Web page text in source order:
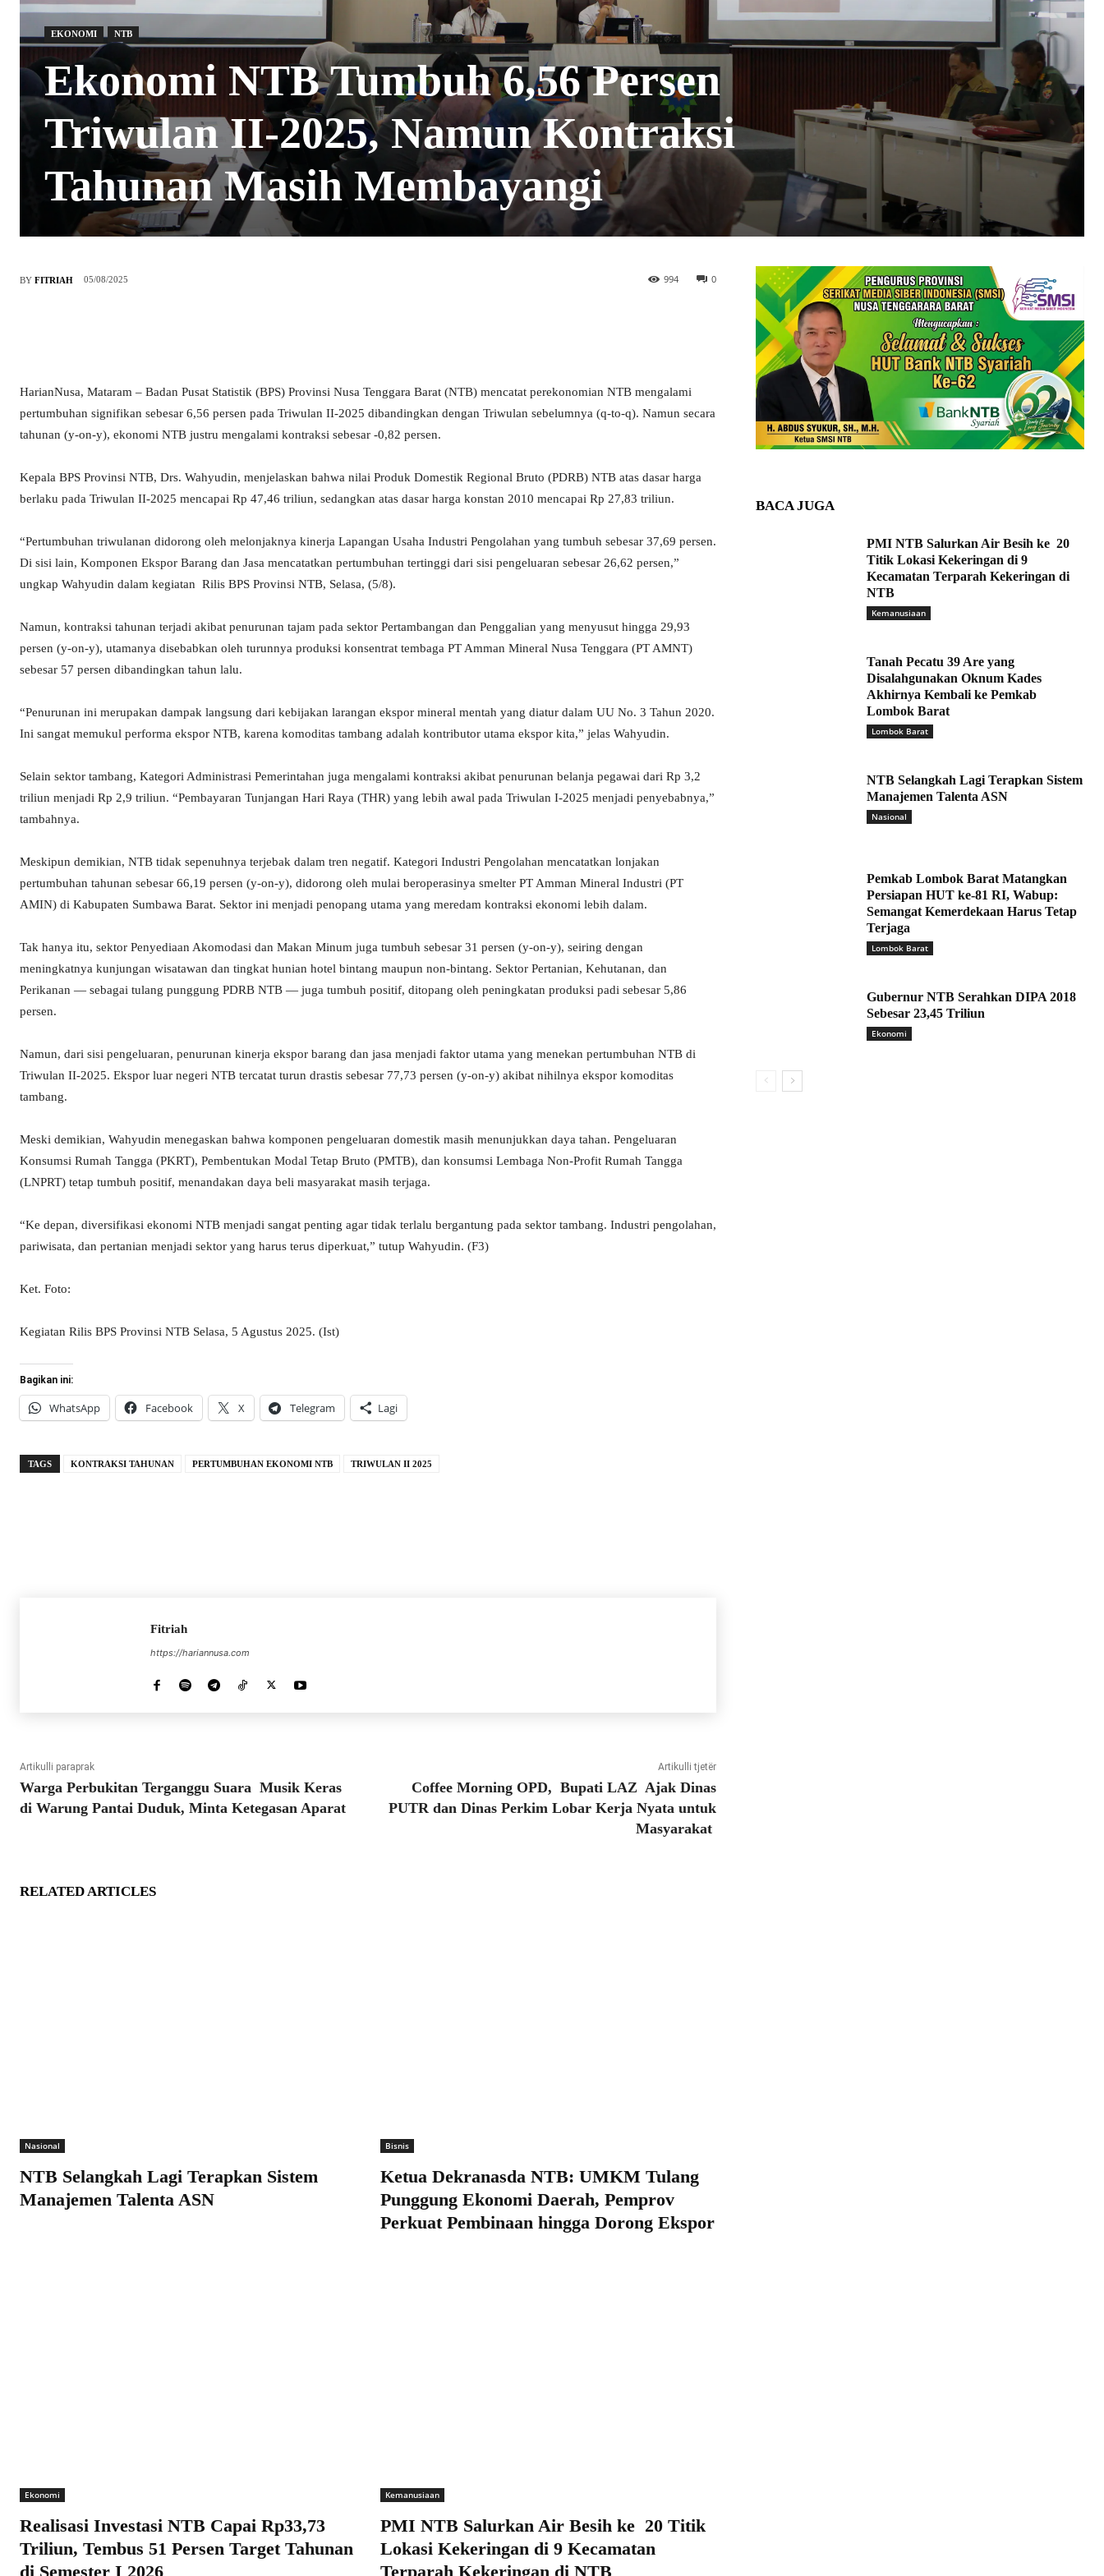
EKONOMI NTB
Ekonomi NTB Tumbuh 6,56 Persen
Triwulan II-2025, Namun Kontraksi
Tahunan Masih Membayangi
BY FITRIAH 05/08/2025 0
994
HarianNusa, Mataram – Badan Pusat Statistik (BPS) Provinsi Nusa Tenggara Barat (NTB) mencatat perekonomian NTB mengalami
pertumbuhan signifikan sebesar 6,56 persen pada Triwulan II-2025 dibandingkan dengan Triwulan sebelumnya (q-to-q). Namun secara
tahunan (y-on-y), ekonomi NTB justru mengalami kontraksi sebesar -0,82 persen.
Kepala BPS Provinsi NTB, Drs. Wahyudin, menjelaskan bahwa nilai Produk Domestik Regional Bruto (PDRB) NTB atas dasar harga
berlaku pada Triwulan II-2025 mencapai Rp 47,46 triliun, sedangkan atas dasar harga konstan 2010 mencapai Rp 27,83 triliun.
“Pertumbuhan triwulanan didorong oleh melonjaknya kinerja Lapangan Usaha Industri Pengolahan yang tumbuh sebesar 37,69 persen.
Di sisi lain, Komponen Ekspor Barang dan Jasa mencatatkan pertumbuhan tertinggi dari sisi pengeluaran sebesar 26,62 persen,”
ungkap Wahyudin dalam kegiatan Rilis BPS Provinsi NTB, Selasa, (5/8).
Namun, kontraksi tahunan terjadi akibat penurunan tajam pada sektor Pertambangan dan Penggalian yang menyusut hingga 29,93
persen (y-on-y), utamanya disebabkan oleh turunnya produksi konsentrat tembaga PT Amman Mineral Nusa Tenggara (PT AMNT)
sebesar 57 persen dibandingkan tahun lalu.
“Penurunan ini merupakan dampak langsung dari kebijakan larangan ekspor mineral mentah yang diatur dalam UU No. 3 Tahun 2020.
Ini sangat memukul performa ekspor NTB, karena komoditas tambang adalah kontributor utama ekspor kita,” jelas Wahyudin.
Selain sektor tambang, Kategori Administrasi Pemerintahan juga mengalami kontraksi akibat penurunan belanja pegawai dari Rp 3,2
triliun menjadi Rp 2,9 triliun. “Pembayaran Tunjangan Hari Raya (THR) yang lebih awal pada Triwulan I-2025 menjadi penyebabnya,”
tambahnya.
Meskipun demikian, NTB tidak sepenuhnya terjebak dalam tren negatif. Kategori Industri Pengolahan mencatatkan lonjakan
pertumbuhan tahunan sebesar 66,19 persen (y-on-y), didorong oleh mulai beroperasinya smelter PT Amman Mineral Industri (PT
AMIN) di Kabupaten Sumbawa Barat. Sektor ini menjadi penopang utama yang meredam kontraksi ekonomi lebih dalam.
Tak hanya itu, sektor Penyediaan Akomodasi dan Makan Minum juga tumbuh sebesar 31 persen (y-on-y), seiring dengan
meningkatnya kunjungan wisatawan dan tingkat hunian hotel bintang maupun non-bintang. Sektor Pertanian, Kehutanan, dan
Perikanan — sebagai tulang punggung PDRB NTB — juga tumbuh positif, ditopang oleh peningkatan produksi padi sebesar 5,86
persen.
Namun, dari sisi pengeluaran, penurunan kinerja ekspor barang dan jasa menjadi faktor utama yang menekan pertumbuhan NTB di
Triwulan II-2025. Ekspor luar negeri NTB tercatat turun drastis sebesar 77,73 persen (y-on-y) akibat nihilnya ekspor komoditas
tambang.
Meski demikian, Wahyudin menegaskan bahwa komponen pengeluaran domestik masih menunjukkan daya tahan. Pengeluaran
Konsumsi Rumah Tangga (PKRT), Pembentukan Modal Tetap Bruto (PMTB), dan konsumsi Lembaga Non-Profit Rumah Tangga
(LNPRT) tetap tumbuh positif, menandakan daya beli masyarakat masih terjaga.
“Ke depan, diversifikasi ekonomi NTB menjadi sangat penting agar tidak terlalu bergantung pada sektor tambang. Industri pengolahan,
pariwisata, dan pertanian menjadi sektor yang harus terus diperkuat,” tutup Wahyudin. (F3)
Ket. Foto:
Kegiatan Rilis BPS Provinsi NTB Selasa, 5 Agustus 2025. (Ist)
Bagikan ini:
WhatsApp Facebook X Telegram Lagi
TAGS KONTRAKSI TAHUNAN PERTUMBUHAN EKONOMI NTB TRIWULAN II 2025
Fitriah
https://hariannusa.com
Artikulli paraprak
Warga Perbukitan Terganggu Suara Musik Keras
di Warung Pantai Duduk, Minta Ketegasan Aparat
Artikulli tjetër
Coffee Morning OPD, Bupati LAZ Ajak Dinas
PUTR dan Dinas Perkim Lobar Kerja Nyata untuk
Masyarakat
RELATED ARTICLES
Nasional
NTB Selangkah Lagi Terapkan Sistem
Manajemen Talenta ASN
Bisnis
Ketua Dekranasda NTB: UMKM Tulang
Punggung Ekonomi Daerah, Pemprov
Perkuat Pembinaan hingga Dorong Ekspor
Ekonomi
Realisasi Investasi NTB Capai Rp33,73
Triliun, Tembus 51 Persen Target Tahunan
di Semester I 2026
Kemanusiaan
PMI NTB Salurkan Air Besih ke 20 Titik
Lokasi Kekeringan di 9 Kecamatan
Terparah Kekeringan di NTB
BACA JUGA
PMI NTB Salurkan Air Besih ke 20
Titik Lokasi Kekeringan di 9
Kecamatan Terparah Kekeringan di
NTB
Kemanusiaan
Tanah Pecatu 39 Are yang
Disalahgunakan Oknum Kades
Akhirnya Kembali ke Pemkab
Lombok Barat
Lombok Barat
NTB Selangkah Lagi Terapkan Sistem
Manajemen Talenta ASN
Nasional
Pemkab Lombok Barat Matangkan
Persiapan HUT ke-81 RI, Wabup:
Semangat Kemerdekaan Harus Tetap
Terjaga
Lombok Barat
Gubernur NTB Serahkan DIPA 2018
Sebesar 23,45 Triliun
Ekonomi